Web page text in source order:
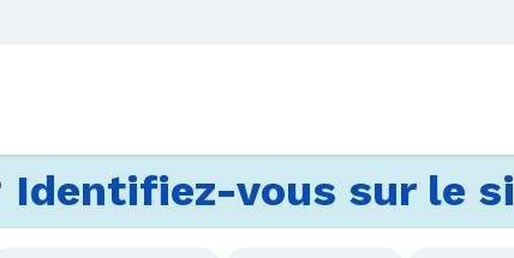
Identifiez-vous sur le